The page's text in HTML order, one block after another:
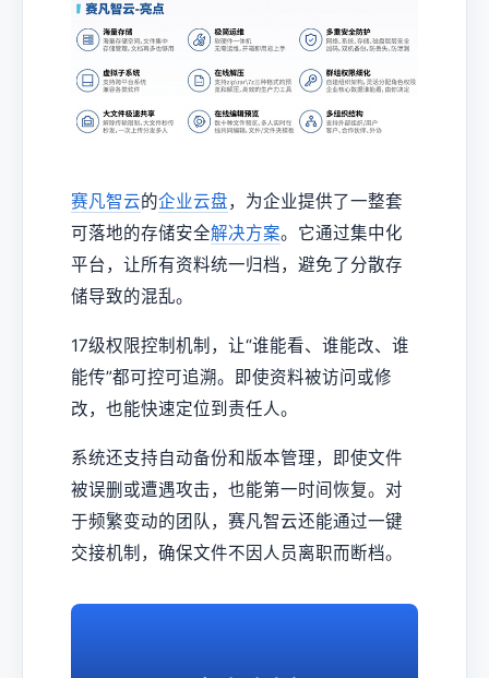
赛凡智云的企业云盘，为企业提供了一整套
可落地的存储安全解决方案。它通过集中化
平台，让所有资料统一归档，避免了分散存
储导致的混乱。
17级权限控制机制，让“谁能看、谁能改、谁
能传”都可控可追溯。即使资料被访问或修
改，也能快速定位到责任人。
系统还支持自动备份和版本管理，即使文件
被误删或遭遇攻击，也能第一时间恢复。对
于频繁变动的团队，赛凡智云还能通过一键
交接机制，确保文件不因人员离职而断档。